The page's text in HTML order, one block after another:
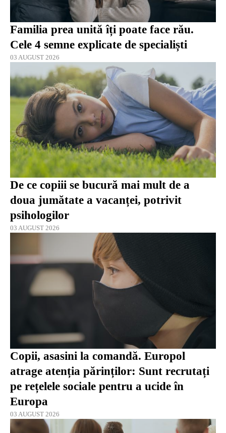
Familia prea unită îți poate face rău.
Cele 4 semne explicate de specialiști
03 AUGUST 2026
De ce copiii se bucură mai mult de a
doua jumătate a vacanței, potrivit
psihologilor
03 AUGUST 2026
Copii, asasini la comandă. Europol
atrage atenția părinților: Sunt recrutați
pe rețelele sociale pentru a ucide în
Europa
03 AUGUST 2026